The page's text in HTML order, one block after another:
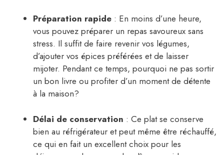
Préparation rapide : En moins d’une heure,
vous pouvez préparer un repas savoureux sans
stress. Il suffit de faire revenir vos légumes,
d’ajouter vos épices préférées et de laisser
mijoter. Pendant ce temps, pourquoi ne pas sortir
un bon livre ou profiter d’un moment de détente
à la maison?
Délai de conservation : Ce plat se conserve
bien au réfrigérateur et peut même être réchauffé,
ce qui en fait un excellent choix pour les